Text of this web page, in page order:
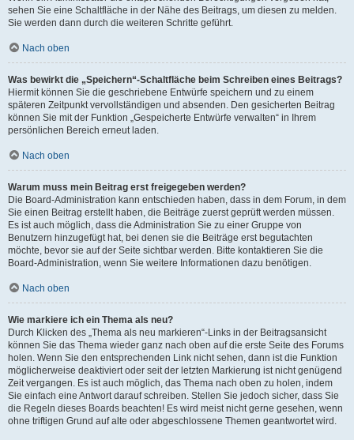
sehen Sie eine Schaltfläche in der Nähe des Beitrags, um diesen zu melden.
Sie werden dann durch die weiteren Schritte geführt.
Nach oben
Was bewirkt die „Speichern“-Schaltfläche beim Schreiben eines Beitrags?
Hiermit können Sie die geschriebene Entwürfe speichern und zu einem
späteren Zeitpunkt vervollständigen und absenden. Den gesicherten Beitrag
können Sie mit der Funktion „Gespeicherte Entwürfe verwalten“ in Ihrem
persönlichen Bereich erneut laden.
Nach oben
Warum muss mein Beitrag erst freigegeben werden?
Die Board-Administration kann entschieden haben, dass in dem Forum, in dem
Sie einen Beitrag erstellt haben, die Beiträge zuerst geprüft werden müssen.
Es ist auch möglich, dass die Administration Sie zu einer Gruppe von
Benutzern hinzugefügt hat, bei denen sie die Beiträge erst begutachten
möchte, bevor sie auf der Seite sichtbar werden. Bitte kontaktieren Sie die
Board-Administration, wenn Sie weitere Informationen dazu benötigen.
Nach oben
Wie markiere ich ein Thema als neu?
Durch Klicken des „Thema als neu markieren“-Links in der Beitragsansicht
können Sie das Thema wieder ganz nach oben auf die erste Seite des Forums
holen. Wenn Sie den entsprechenden Link nicht sehen, dann ist die Funktion
möglicherweise deaktiviert oder seit der letzten Markierung ist nicht genügend
Zeit vergangen. Es ist auch möglich, das Thema nach oben zu holen, indem
Sie einfach eine Antwort darauf schreiben. Stellen Sie jedoch sicher, dass Sie
die Regeln dieses Boards beachten! Es wird meist nicht gerne gesehen, wenn
ohne triftigen Grund auf alte oder abgeschlossene Themen geantwortet wird.